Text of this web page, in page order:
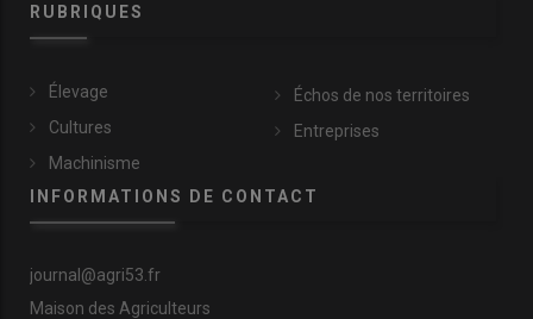
RUBRIQUES
Élevage
Cultures
Machinisme
Échos de nos territoires
Entreprises
INFORMATIONS DE CONTACT
journal@agri53.fr
Maison des Agriculteurs